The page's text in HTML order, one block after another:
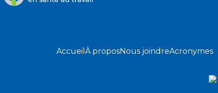
Accueil À proposNous joindreAcronymes